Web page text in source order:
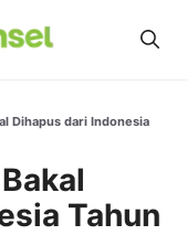
Dihapus dari Indonesia
Tahun